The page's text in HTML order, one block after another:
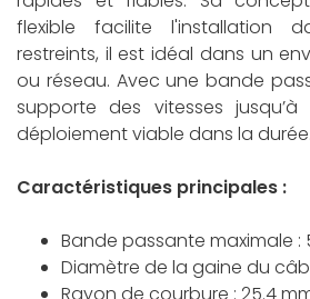
flexible facilite l'installation
restreints, il est idéal dans un
ou réseau. Avec une bande
supporte des vitesses
déploiement viable dans la durée.
Caractéristiques principales :
Bande passante maximale :
Diamètre de la gaine du